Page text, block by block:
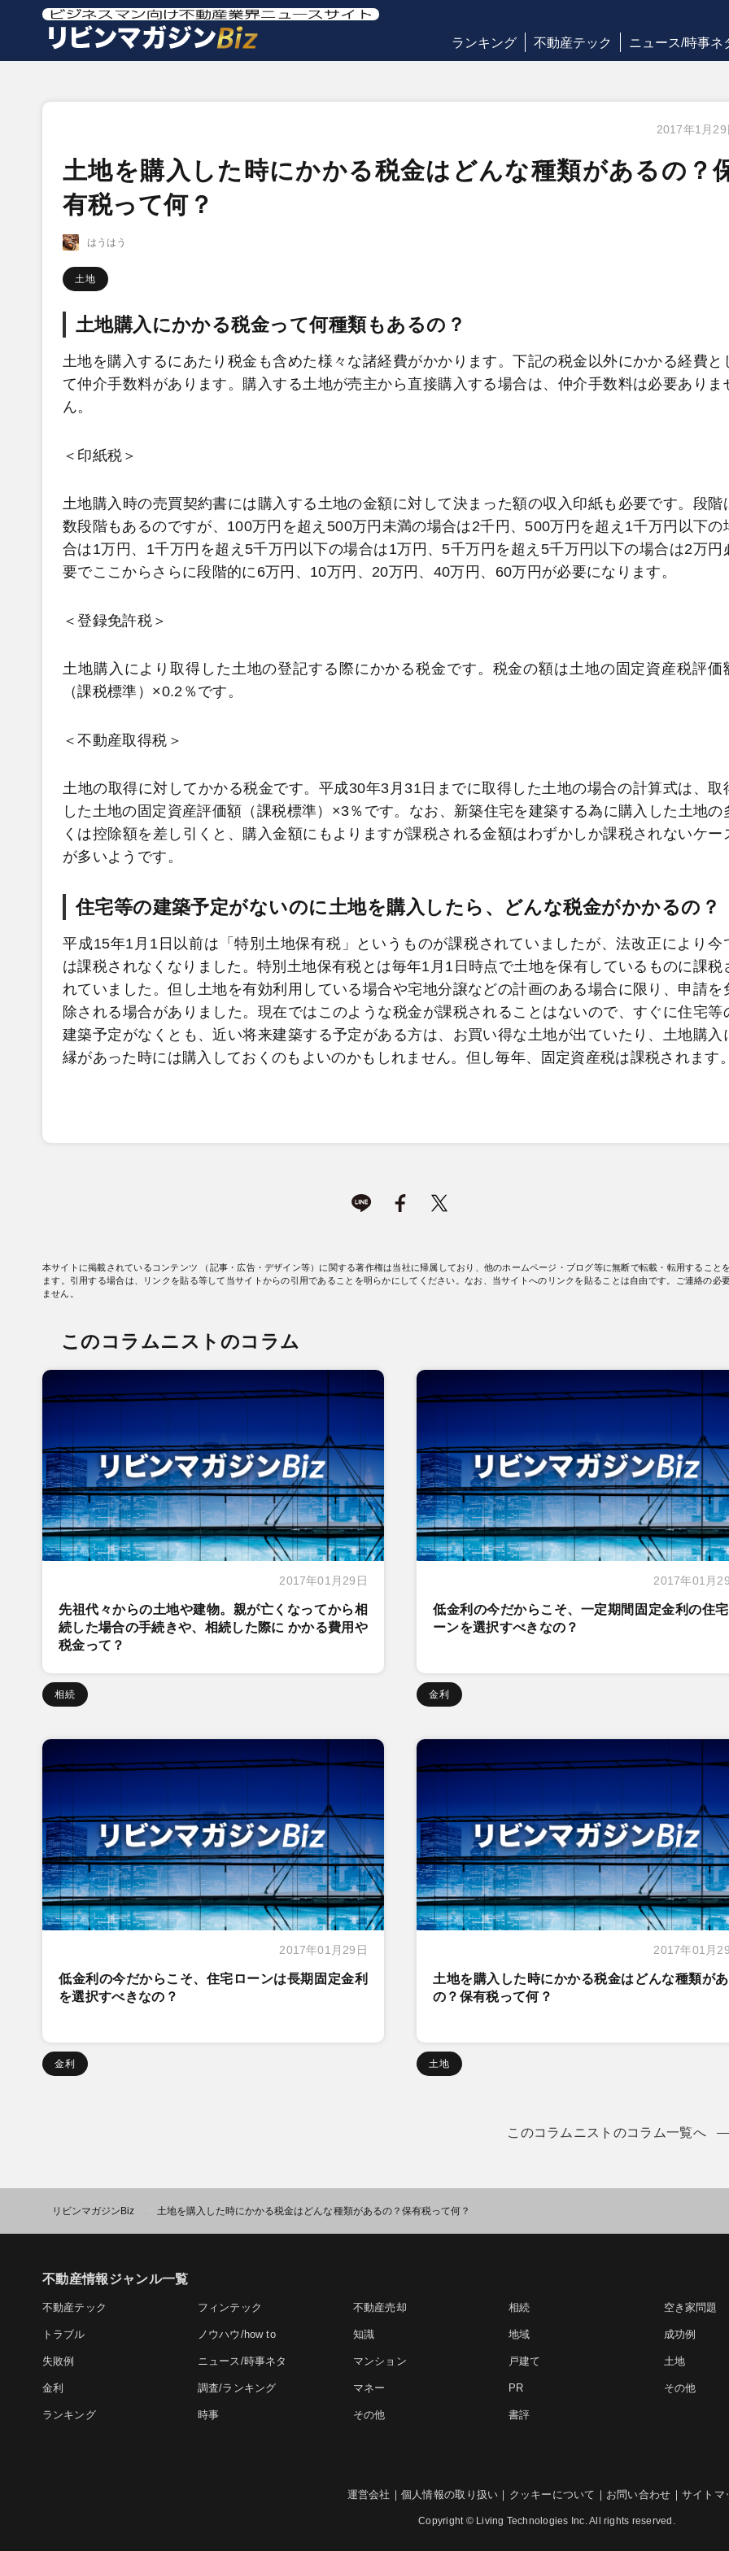
ランキング 不動産テック ニュース/時事ネ
2017年1月29
土地を購入した時にかかる税金はどんな種類があるの？
有税って何？
はうはう
土地
土地購入にかかる税金って何種類もあるの？
土地を購入するにあたり税金も含めた様々な諸経費がかかります。下記の税金以外にかかる経費と
て仲介手数料があります。購入する土地が売主から直接購入する場合は、仲介手数料は必要ありま
ん。
＜印紙税＞
土地購入時の売買契約書には購入する土地の金額に対して決まった額の収入印紙も必要です。段階
数段階もあるのですが、100万円を超え500万円未満の場合は2千円、500万円を超え1千万円以下の
合は1万円、1千万円を超え5千万円以下の場合は1万円、5千万円を超え5千万円以下の場合は2万円
要でここからさらに段階的に6万円、10万円、20万円、40万円、60万円が必要になります。
＜登録免許税＞
土地購入により取得した土地の登記する際にかかる税金です。税金の額は土地の固定資産税評価
（課税標準）×0.2％です。
＜不動産取得税＞
土地の取得に対してかかる税金です。平成30年3月31日までに取得した土地の場合の計算式は、取
した土地の固定資産評価額（課税標準）×3％です。なお、新築住宅を建築する為に購入した土地の
くは控除額を差し引くと、購入金額にもよりますが課税される金額はわずかしか課税されないケー
が多いようです。
住宅等の建築予定がないのに土地を購入したら、どんな税金がかかるの？
平成15年1月1日以前は「特別土地保有税」というものが課税されていましたが、法改正により今
は課税されなくなりました。特別土地保有税とは毎年1月1日時点で土地を保有しているものに課税
れていました。但し土地を有効利用している場合や宅地分譲などの計画のある場合に限り、申請を
除される場合がありました。現在ではこのような税金が課税されることはないので、すぐに住宅等
建築予定がなくとも、近い将来建築する予定がある方は、お買い得な土地が出ていたり、土地購入
縁があった時には購入しておくのもよいのかもしれません。但し毎年、固定資産税は課税されます
本サイトに掲載されているコンテンツ （記事・広告・デザイン等）に関する著作権は当社に帰属しており、他のホームページ・ブログ等に無断で転載・転用すること
ます。引用する場合は、リンクを貼る等して当サイトからの引用であることを明らかにしてください。なお、当サイトへのリンクを貼ることは自由です。ご連絡の必
ません。
このコラムニストのコラム
2017年01月29日
先祖代々からの土地や建物。親が亡くなってから相
続した場合の手続きや、相続した際に かかる費用や
税金って？
相続
2017年01月
低金利の今だからこそ、一定期間固定金利の住
ーンを選択すべきなの？
金利
2017年01月29日
低金利の今だからこそ、住宅ローンは長期固定金利
を選択すべきなの？
金利
2017年01月
土地を購入した時にかかる税金はどんな種類が
の？保有税って何？
土地
このコラムニストのコラム一覧へ
リビンマガジンBiz > 土地を購入した時にかかる税金はどんな種類があるの？保有税って何？
不動産情報ジャンル一覧
不動産テック フィンテック 不動産売却 相続 空き家問題
トラブル ノウハウ/how to 知識 地域 成功例
失敗例 ニュース/時事ネタ マンション 戸建て 土地
金利 調査/ランキング マネー PR その他
ランキング 時事 その他 書評
運営会社 ｜ 個人情報の取り扱い ｜ クッキーについて ｜ お問い合わせ ｜ サイトマ
Copyright © Living Technologies Inc. All rights reserved.